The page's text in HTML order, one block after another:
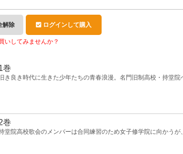
解除 ログインして購入
いしてみませんか？
巻
旧き良き時代に生きた少年たちの青春浪漫。名門旧制高校・持堂院
巻
堂院高校歌会のメンバーは合同練習のため女子修学院に向かう